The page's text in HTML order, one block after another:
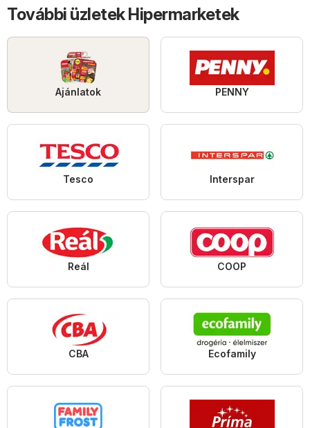
További üzletek Hipermarketek
Ajánlatok PENNY
Tesco Interspar
Reál COOP
CBA Ecofamily